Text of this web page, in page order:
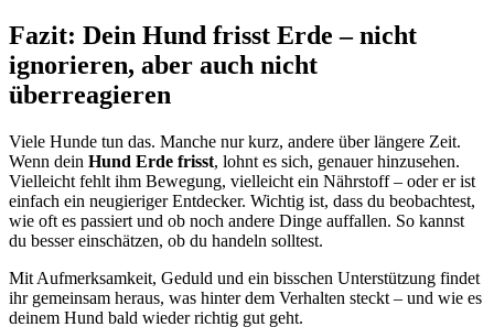
Fazit: Dein Hund frisst Erde – nicht
ignorieren, aber auch nicht
überreagieren
Viele Hunde tun das. Manche nur kurz, andere über längere Zeit.
Wenn dein Hund Erde frisst, lohnt es sich, genauer hinzusehen.
Vielleicht fehlt ihm Bewegung, vielleicht ein Nährstoff – oder er ist
einfach ein neugieriger Entdecker. Wichtig ist, dass du beobachtest,
wie oft es passiert und ob noch andere Dinge auffallen. So kannst
du besser einschätzen, ob du handeln solltest.
Mit Aufmerksamkeit, Geduld und ein bisschen Unterstützung findet
ihr gemeinsam heraus, was hinter dem Verhalten steckt – und wie es
deinem Hund bald wieder richtig gut geht.